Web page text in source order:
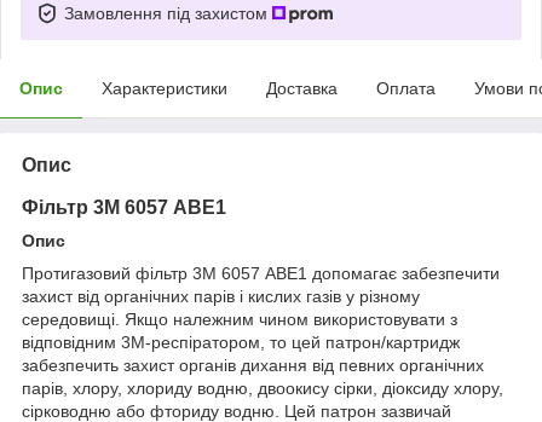
Замовлення під захистом
Опис Характеристики Доставка Оплата Умови
Опис
Фільтр 3М 6057 АВЕ1
Опис
Протигазовий фільтр 3М 6057 АВЕ1 допомагає забезпечити
захист від органічних парів і кислих газів у різному
середовищі. Якщо належним чином використовувати з
відповідним 3M-респіратором, то цей патрон/картридж
забезпечить захист органів дихання від певних органічних
парів, хлору, хлориду водню, двоокису сірки, діоксиду хлору,
сірководню або фториду водню. Цей патрон зазвичай